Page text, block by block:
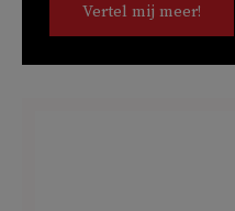
Vertel mij meer!